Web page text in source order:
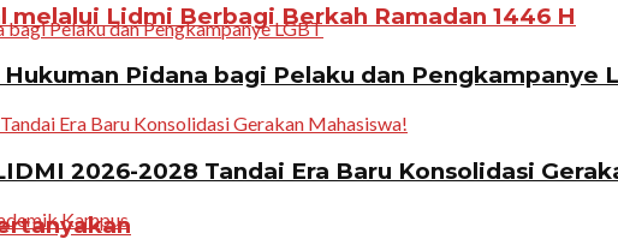
Lidmi Berbagi Berkah Ramadan 1446 H
Pidana bagi Pelaku dan Pengkampanye
2026-2028 Tandai Era Baru Konsolidasi